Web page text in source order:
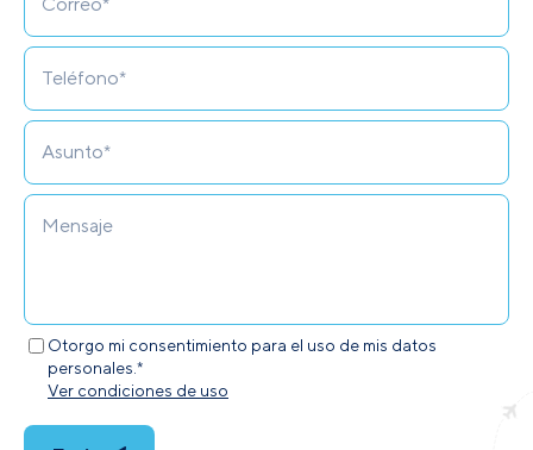
Otorgo mi consentimiento para el uso de mis datos
personales.*
Ver condiciones de uso